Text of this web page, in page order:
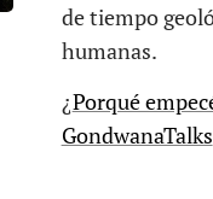
de tiempo
humanas.
¿Porqué
GondwanaTalks